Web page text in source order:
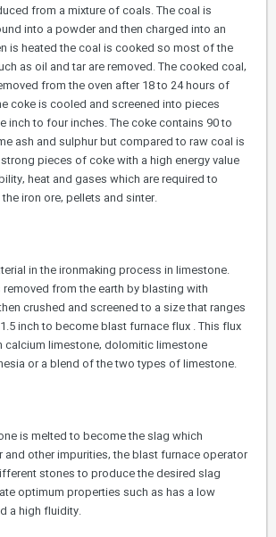
from a mixture of coals. The coal is
into a powder and then charged into an
is heated the coal is cooked so most of the
as oil and tar are removed. The cooked coal,
from the oven after 18 to 24 hours of
coke is cooled and screened into pieces
inch to four inches. The coke contains 90 to
ash and sulphur but compared to raw coal is
strong pieces of coke with a high energy value
heat and gases which are required to
the iron ore, pellets and sinter.
in the ironmaking process in limestone.
removed from the earth by blasting with
then crushed and screened to a size that ranges
1.5 inch to become blast furnace flux . This flux
calcium limestone, dolomitic limestone
or a blend of the two types of limestone.
is melted to become the slag which
and other impurities, the blast furnace operator
different stones to produce the desired slag
optimum properties such as has a low
a high fluidity.